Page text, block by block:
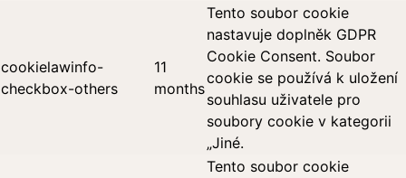
cookielawinfo-
checkbox-others
11
months
Tento soubor cookie
nastavuje doplněk GDPR
Cookie Consent. Soubor
cookie se používá k uložení
souhlasu uživatele pro
soubory cookie v kategorii
„Jiné.
Tento soubor cookie